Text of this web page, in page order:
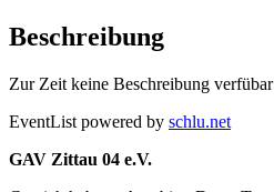
Beschreibung
Zur Zeit keine Beschreibung verfübar
EventList powered by schlu.net
GAV Zittau 04 e.V.